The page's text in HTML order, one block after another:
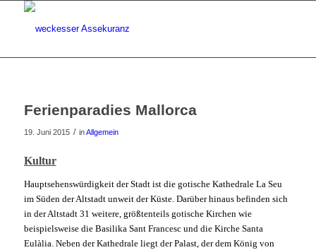
Ferienparadies Mallorca
19. Juni 2015 / inAllgemein
Kultur
Hauptsehenswürdigkeit der Stadt ist die gotische Kathedrale La Seu
im Süden der Altstadt unweit der Küste. Darüber hinaus befinden sich
in der Altstadt 31 weitere, größtenteils gotische Kirchen wie
beispielsweise die Basilika Sant Francesc und die Kirche Santa
Eulàlia. Neben der Kathedrale liegt der Palast, der dem König von